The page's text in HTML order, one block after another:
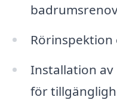
Installation
för